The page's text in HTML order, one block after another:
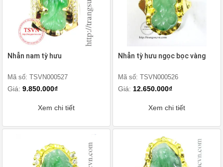
Nhẫn nam tỳ hưu
Mã số: TSVN000527
Giá: 9.850.000₫
Xem chi tiết
Nhẫn tỳ hưu ngọc bọc vàng
Mã số: TSVN000526
Giá: 12.650.000₫
Xem chi tiết